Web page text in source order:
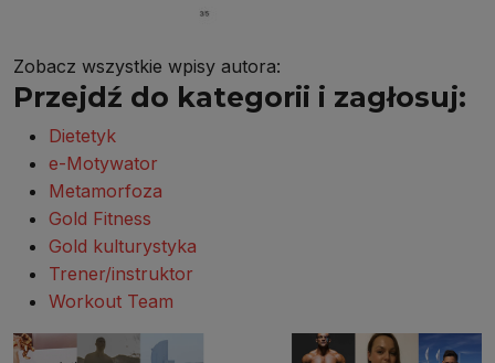
Zobacz wszystkie wpisy autora:
Przejdź do kategorii i zagłosuj:
Dietetyk
e-Motywator
Metamorfoza
Gold Fitness
Gold kulturystyka
Trener/instruktor
Workout Team